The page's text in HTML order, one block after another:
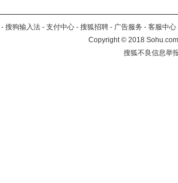
- 搜狗输入法 - 支付中心 - 搜狐招聘 - 广告服务 - 客服中心
Copyright©2018
搜狐不良信息举